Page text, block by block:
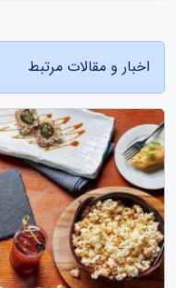
اخبار و مقالات مرتبط